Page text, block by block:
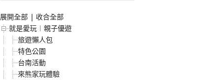
展開全部 | 收合全部
就是愛玩︱親子優遊
旅遊懶人包
特色公園
台南活動
來熊家玩體驗